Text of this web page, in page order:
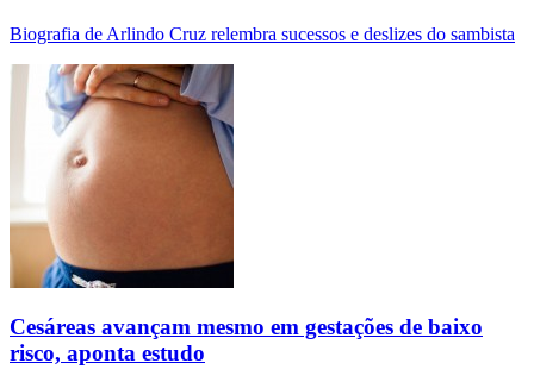
Biografia de Arlindo Cruz relembra sucessos e deslizes do sambista
Cesáreas avançam mesmo em gestações de baixo
risco, aponta estudo